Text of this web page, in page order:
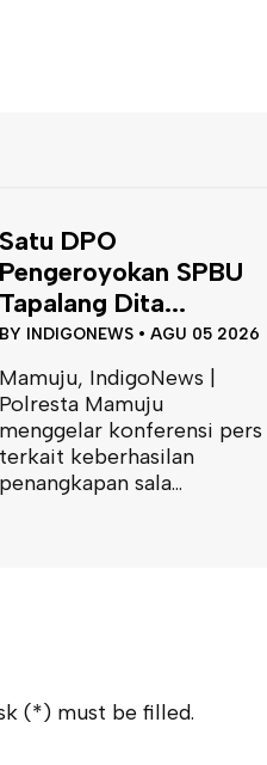
Satu DPO
Pengeroyokan SPBU
Tapalang Dita...
BY INDIGONEWS •AGU 05 2026
Mamuju, IndigoNews |
Polresta Mamuju
menggelar konferensi pers
terkait keberhasilan
penangkapan sala...
(*) must be filled.